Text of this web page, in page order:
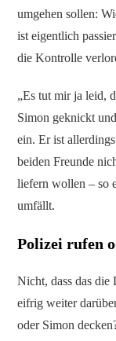
umgehen sollen:
ist eigentlich
die Kontrolle
„Es tut mir ja leid,
Simon geknickt
ein. Er ist
beiden Freunde
liefern wollen – so
umfällt.
Polizei rufen
Nicht, dass das die
eifrig weiter
oder Simon